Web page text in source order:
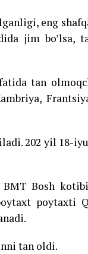
eng
jim bo’lsa,
tan
202 yil 18-
Bosh
poytaxti
tan oldi.